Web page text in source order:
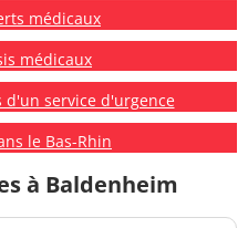
médicaux
médicaux
d'un service d'urgence
le Bas-Rhin
à Baldenheim